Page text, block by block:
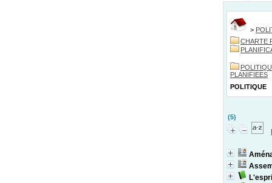
>
CHARTE
PLANIFIEES
POLITIQUE
(5)